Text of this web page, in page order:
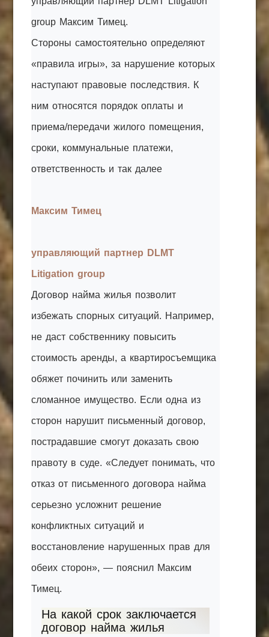
group Максим Тимец.
Стороны самостоятельно определяют
«правила игры», за нарушение которых
наступают правовые последствия. К
ним относятся порядок оплаты и
приема/передачи жилого помещения,
сроки, коммунальные платежи,
ответственность и так далее
Максим Тимец
управляющий партнер DLMT
Litigation group
Договор найма жилья позволит
избежать спорных ситуаций. Например,
не даст собственнику повысить
стоимость аренды, а квартиросъемщика
обяжет починить или заменить
сломанное имущество. Если одна из
сторон нарушит письменный договор,
пострадавшие смогут доказать свою
правоту в суде. «Следует понимать, что
отказ от письменного договора найма
серьезно усложнит решение
конфликтных ситуаций и
восстановление нарушенных прав для
обеих сторон», — пояснил Максим
Тимец.
На какой срок заключается
договор найма жилья